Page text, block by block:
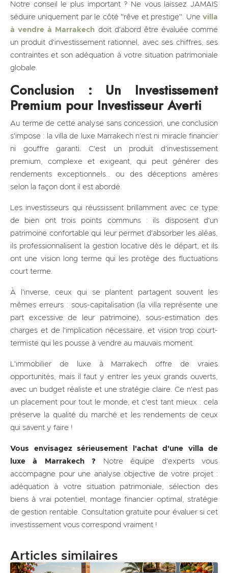
Notre conseil le plus important ? Ne vous laissez JAMAIS
séduire uniquement par le côté "rêve et prestige". Une villa
à vendre à Marrakech doit d'abord être évaluée comme
un produit d'investissement rationnel, avec ses chiffres, ses
contraintes et son adéquation à votre situation patrimoniale
globale.
Conclusion : Un Investissement
Premium pour Investisseur Averti
Au terme de cette analyse sans concession, une conclusion
s'impose : la villa de luxe Marrakech n'est ni miracle financier
ni gouffre garanti. C'est un produit d'investissement
premium, complexe et exigeant, qui peut générer des
rendements exceptionnels... ou des déceptions amères
selon la façon dont il est abordé.
Les investisseurs qui réussissent brillamment avec ce type
de bien ont trois points communs : ils disposent d'un
patrimoine confortable qui leur permet d'absorber les aléas,
ils professionnalisent la gestion locative dès le départ, et ils
ont une vision long terme qui les protège des fluctuations
court terme.
À l'inverse, ceux qui se plantent partagent souvent les
mêmes erreurs : sous-capitalisation (la villa représente une
part excessive de leur patrimoine), sous-estimation des
charges et de l'implication nécessaire, et vision trop court-
termiste qui les pousse à vendre au mauvais moment.
L'immobilier de luxe à Marrakech offre de vraies
opportunités, mais il faut y entrer les yeux grands ouverts,
avec un budget réaliste et une stratégie claire. Ce n'est pas
un placement pour tout le monde, et c'est tant mieux : cela
préserve la qualité du marché et les rendements de ceux
qui savent y faire !
Vous envisagez sérieusement l'achat d'une villa de
luxe à Marrakech ? Notre équipe d'experts vous
accompagne pour une analyse objective de votre projet :
adéquation à votre situation patrimoniale, sélection des
biens à vrai potentiel, montage financier optimal, stratégie
de gestion rentable. Consultation gratuite pour évaluer si cet
investissement vous correspond vraiment !
Articles similaires